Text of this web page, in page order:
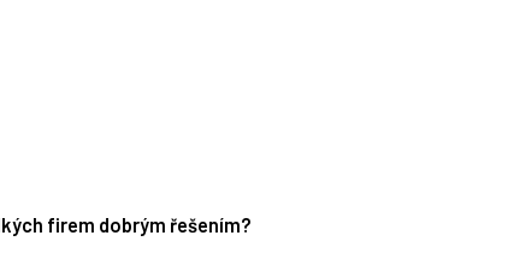
firem dobrým řešením?